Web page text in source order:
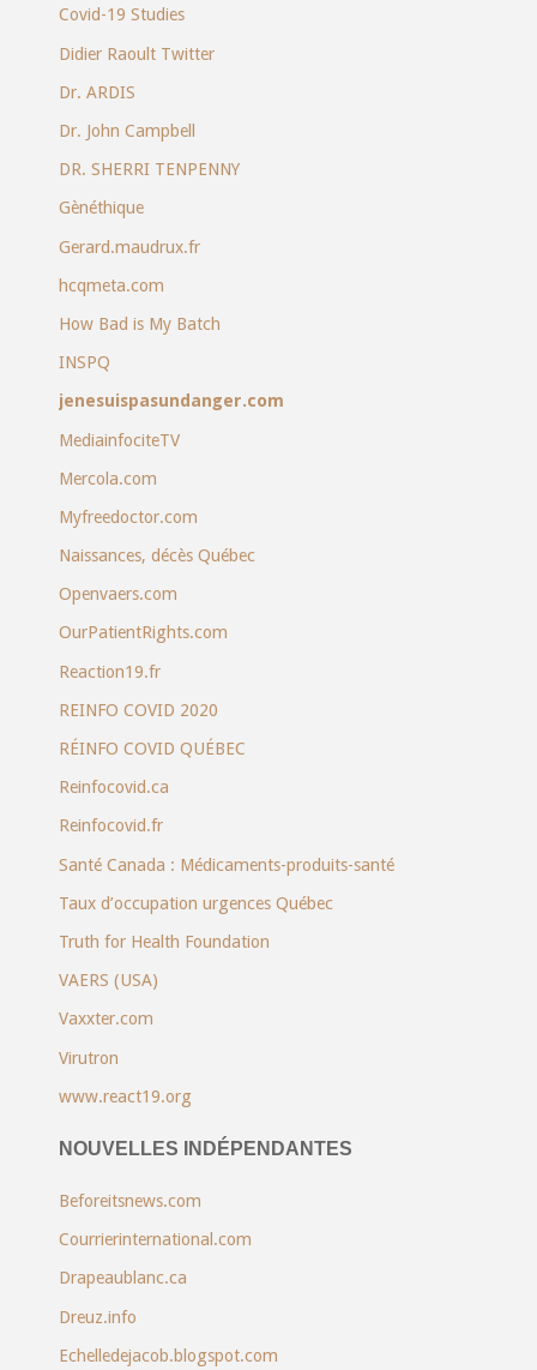
Covid-19 Studies
Didier Raoult Twitter
Dr. ARDIS
Dr. John Campbell
DR. SHERRI TENPENNY
Gènéthique
Gerard.maudrux.fr
hcqmeta.com
How Bad is My Batch
INSPQ
jenesuispasundanger.com
MediainfociteTV
Mercola.com
Myfreedoctor.com
Naissances, décès Québec
Openvaers.com
OurPatientRights.com
Reaction19.fr
REINFO COVID 2020
RÉINFO COVID QUÉBEC
Reinfocovid.ca
Reinfocovid.fr
Santé Canada : Médicaments-produits-santé
Taux d’occupation urgences Québec
Truth for Health Foundation
VAERS (USA)
Vaxxter.com
Virutron
www.react19.org
NOUVELLES INDÉPENDANTES
Beforeitsnews.com
Courrierinternational.com
Drapeaublanc.ca
Dreuz.info
Echelledejacob.blogspot.com